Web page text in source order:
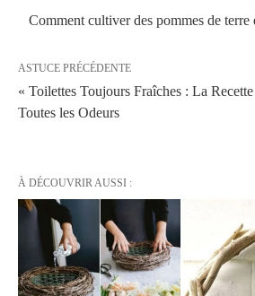
Comment cultiver des pommes de terre
ASTUCE PRÉCÉDENTE
« Toilettes Toujours Fraîches : La
Toutes les Odeurs
À DÉCOUVRIR AUSSI :